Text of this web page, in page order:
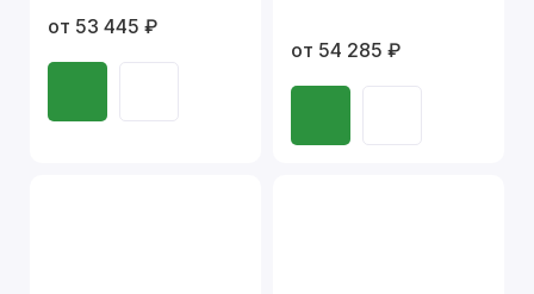
от 53 445 ₽
от 54 285 ₽